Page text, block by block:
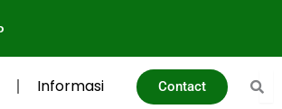
Informasi Contact